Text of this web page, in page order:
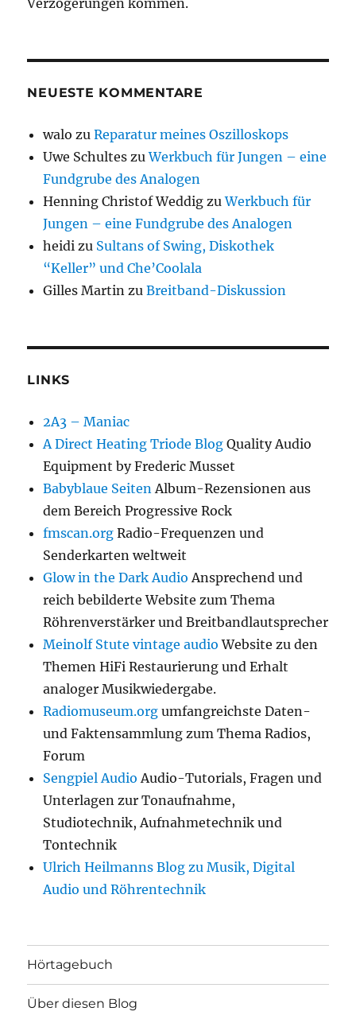
NEUESTE KOMMENTARE
walo zuReparatur meines Oszilloskops
Uwe Schultes zuWerkbuch für Jungen – eine
Fundgrube des Analogen
Henning Christof Weddig zuWerkbuch für
Jungen – eine Fundgrube des Analogen
heidi zu Sultans of Swing, Diskothek
“Keller” und Che’Coolala
Gilles Martin zuBreitband-Diskussion
LINKS
2A3 – Maniac
A Direct Heating Triode Blog Quality Audio
Equipment by Frederic Musset
Babyblaue Seiten Album-Rezensionen aus
dem Bereich Progressive Rock
fmscan.org Radio-Frequenzen und
Senderkarten weltweit
Glow in the Dark Audio Ansprechend und
reich bebilderte Website zum Thema
Röhrenverstärker und Breitbandlautsprecher
Meinolf Stute vintage audio Website zu den
Themen HiFi Restaurierung und Erhalt
analoger Musikwiedergabe.
Radiomuseum.org umfangreichste Daten-
und Faktensammlung zum Thema Radios,
Forum
Sengpiel Audio Audio-Tutorials, Fragen und
Unterlagen zur Tonaufnahme,
Studiotechnik, Aufnahmetechnik und
Tontechnik
Ulrich Heilmanns Blog zu Musik, Digital
Audio und Röhrentechnik
Hörtagebuch
Über diesen Blog